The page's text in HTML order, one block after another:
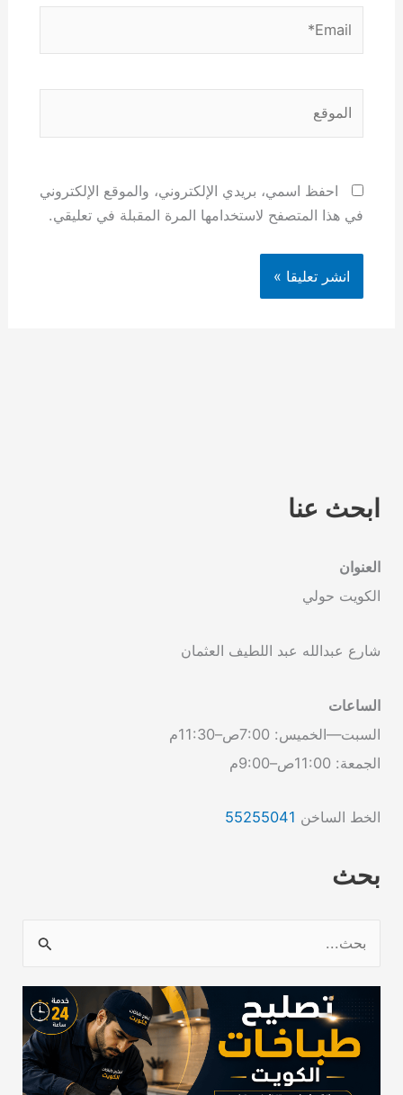
احفظ اسمي، بريدي الإلكتروني، والموقع الإلكتروني
في هذا المتصفح لاستخدامها المرة المقبلة في تعليقي.
ابحث عنا
العنوان
الكويت حولي
شارع عبدالله عبد اللطيف العثمان
الساعات
السبت—الخميس: 7:00ص–11:30م
الجمعة: 11:00ص–9:00م
الخط الساخن 55255041
بحث